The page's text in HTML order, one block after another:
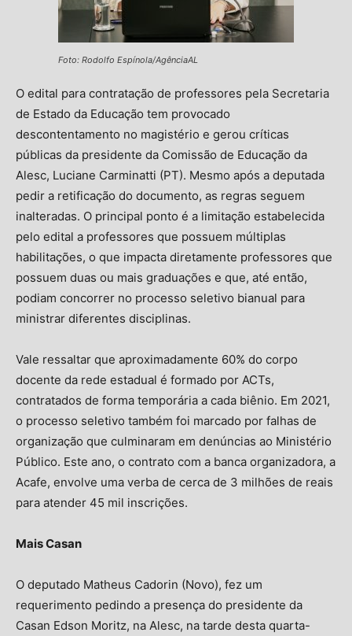
Foto: Rodolfo Espínola/AgênciaAL
O edital para contratação de professores pela Secretaria
de Estado da Educação tem provocado
descontentamento no magistério e gerou críticas
públicas da presidente da Comissão de Educação da
Alesc, Luciane Carminatti (PT). Mesmo após a deputada
pedir a retificação do documento, as regras seguem
inalteradas. O principal ponto é a limitação estabelecida
pelo edital a professores que possuem múltiplas
habilitações, o que impacta diretamente professores que
possuem duas ou mais graduações e que, até então,
podiam concorrer no processo seletivo bianual para
ministrar diferentes disciplinas.
Vale ressaltar que aproximadamente 60% do corpo
docente da rede estadual é formado por ACTs,
contratados de forma temporária a cada biênio. Em 2021,
o processo seletivo também foi marcado por falhas de
organização que culminaram em denúncias ao Ministério
Público. Este ano, o contrato com a banca organizadora, a
Acafe, envolve uma verba de cerca de 3 milhões de reais
para atender 45 mil inscrições.
Mais Casan
O deputado Matheus Cadorin (Novo), fez um
requerimento pedindo a presença do presidente da
Casan Edson Moritz, na Alesc, na tarde desta quarta-